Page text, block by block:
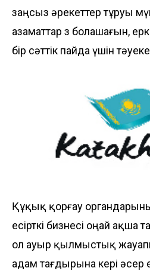
заңсыз әрекеттер тұруы
азаматтар өз болашағын,
бір сәттік пайда үшін
Құқық қорғау
есірткі бизнесі оңай
ол ауыр қылмыстық
адам тағдырына кері әсер